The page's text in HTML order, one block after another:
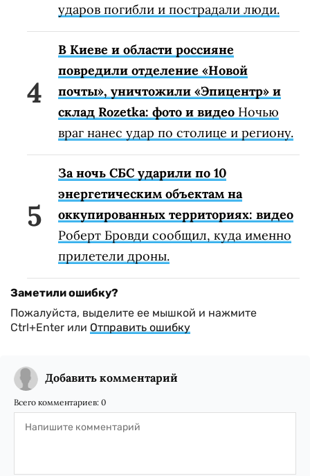
ударов погибли и пострадали люди.
В Киеве и области россияне
повредили отделение «Новой
почты», уничтожили «Эпицентр» и
склад Rozetka: фото и видео Ночью
враг нанес удар по столице и региону.
За ночь СБС ударили по 10
энергетическим объектам на
оккупированных территориях: видео
Роберт Бровди сообщил, куда именно
прилетели дроны.
Заметили ошибку?
Пожалуйста, выделите ее мышкой и нажмите
Ctrl+Enter или Отправить ошибку
Добавить комментарий
Всего комментариев: 0